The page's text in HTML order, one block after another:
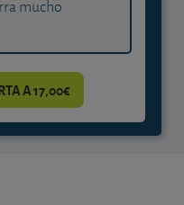
mucho
A 17,00€